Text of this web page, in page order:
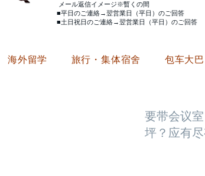
メール返信イメージ※暫くの間
■平日のご連絡→翌営業日（平日）のご回答
■土日祝日のご連絡→翌営業日（平日）のご回
海外留学 旅行・集体宿舍 包车大巴
要带会议室
坪？应有